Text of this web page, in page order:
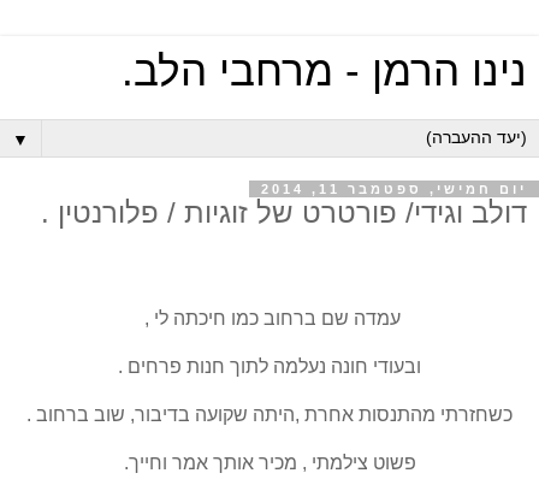
נינו הרמן - מרחבי הלב.
▼
יום חמישי, ספטמבר 11, 2014
דולב וגידי‎‏‏/ פורטרט של זוגיות / פלורנטין .
עמדה שם ברחוב כמו חיכתה לי ,
ובעודי חונה נעלמה לתוך חנות פרחים .
כשחזרתי מהתנסות אחרת ,היתה שקועה בדיבור, שוב ברחוב .
פשוט צילמתי , מכיר אותך אמר וחייך.